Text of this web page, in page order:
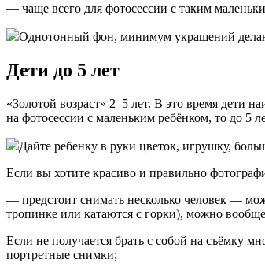
— чаще всего для фотосессии с таким
Однотонный фон, минимум украшений
Дети до 5 лет
«Золотой возраст» 2–5 лет. В это время дети
на фотосессии с маленьким ребёнком, то до 5
Дайте ребенку в руки цветок, игрушку,
Если вы хотите красиво и правильно
— предстоит снимать несколько человек —
тропинке или катаются с горки), можно
Если не получается брать с собой на съёмку
портретные снимки;